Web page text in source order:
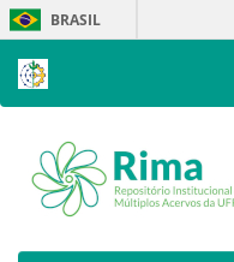
Skip
navigation
BRASIL